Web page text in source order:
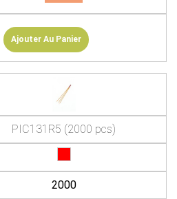
Ajouter Au Panier
PIC131R5 (2000 pcs)
2000